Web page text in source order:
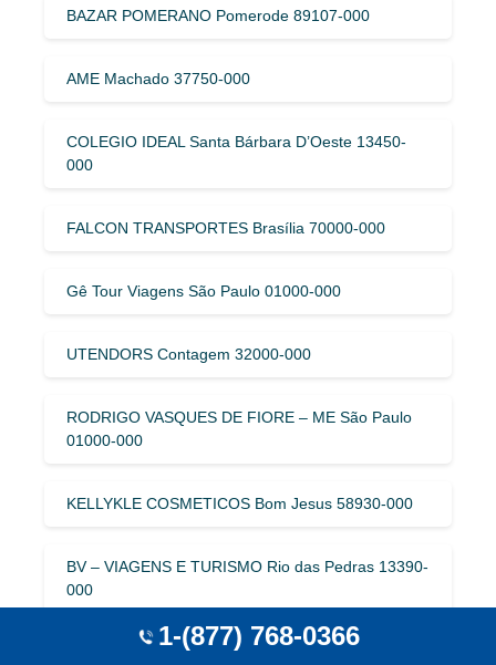
BAZAR POMERANO Pomerode 89107-000
AME Machado 37750-000
COLEGIO IDEAL Santa Bárbara D’Oeste 13450-
000
FALCON TRANSPORTES Brasília 70000-000
Gê Tour Viagens São Paulo 01000-000
UTENDORS Contagem 32000-000
RODRIGO VASQUES DE FIORE – ME São Paulo
01000-000
KELLYKLE COSMETICOS Bom Jesus 58930-000
BV – VIAGENS E TURISMO Rio das Pedras 13390-
000
1-(877) 768-0366